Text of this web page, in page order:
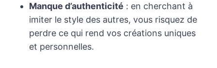
Manque d’authenticité : en cherchant à
imiter le style des autres, vous risquez de
perdre ce qui rend vos créations uniques
et personnelles.